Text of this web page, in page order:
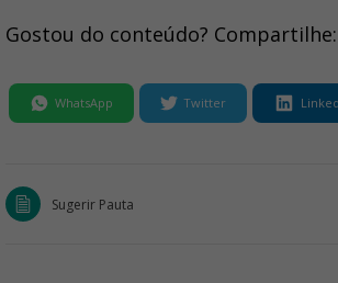
Gostou do conteúdo? Compartilhe:
WhatsApp Twitter
Sugerir Pauta